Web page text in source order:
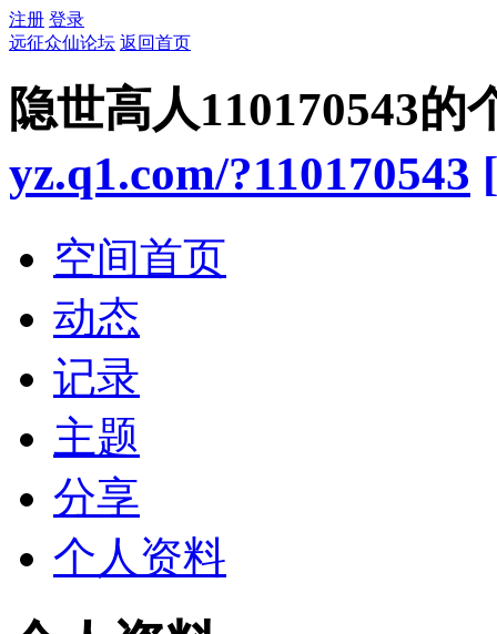
注册 登录
远征众仙论坛 返回首页
隐世高人110170543的
yz.q1.com/?110170543
空间首页
动态
记录
主题
分享
个人资料